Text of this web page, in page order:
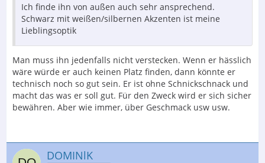
Ich finde ihn von außen auch sehr ansprechend.
Schwarz mit weißen/silbernen Akzenten ist meine
Lieblingsoptik
Man muss ihn jedenfalls nicht verstecken. Wenn er hässlich
wäre würde er auch keinen Platz finden, dann könnte er
technisch noch so gut sein. Er ist ohne Schnickschnack und
macht das was er soll gut. Für den Zweck wird er sich sicher
bewähren. Aber wie immer, über Geschmack usw usw.
DOMINlK